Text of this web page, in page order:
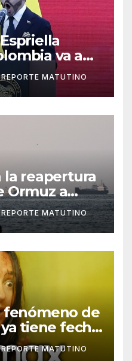
va a
y la
REPORTE MATUTINO
la reapertura
Ormuz a
REPORTE MATUTINO
fenómeno de
tiene fecha
Max
REPORTE MATUTINO